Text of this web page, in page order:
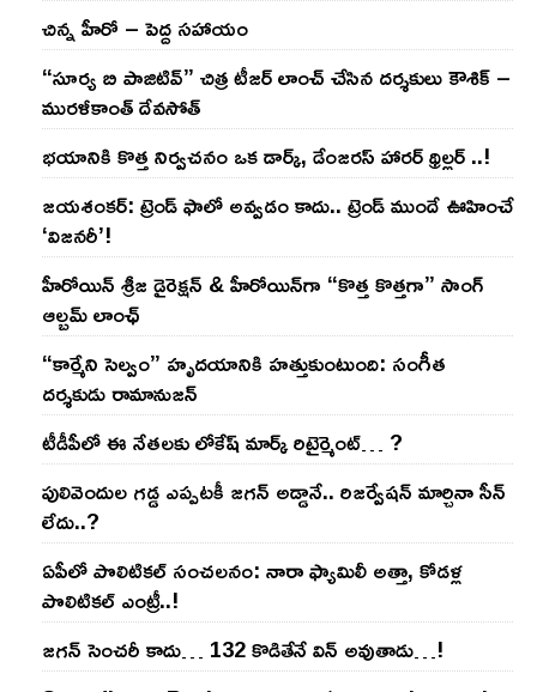
చిన్న హీరో – పెద్ద సహాయం
“సూర్య బి పాజిటివ్” చిత్ర టీజర్ లాంచ్ చేసిన‌ దర్శకులు కౌశిక్ –
మురళీకాంత్ దేవసోత్
భయానికి కొత్త నిర్వచనం ఒక డార్క్, డేంజరస్ హారర్ థ్రిల్లర్ ..!
జయశంకర్: ట్రెండ్‌ ఫాలో అవ్వడం కాదు.. ట్రెండ్‌ ముందే ఊహించే
‘విజనరీ’!
హీరోయిన్ శ్రీజ డైరెక్ష‌న్ & హీరోయిన్‌గా “కొత్త కొత్తగా” సాంగ్
ఆల్బమ్ లాంఛ్
“కార్మేని సెల్వం” హృదయానికి హత్తుకుంటుంది: సంగీత
దర్శకుడు రామానుజన్
టీడీపీలో ఈ నేత‌ల‌కు లోకేష్ మార్క్ రిటైర్మెంట్‌… ?
పులివెందుల గ‌డ్డ ఎప్ప‌ట‌కీ జ‌గ‌న్ అడ్డానే.. రిజ‌ర్వేష‌న్ మార్చినా సీన్
లేదు..?
ఏపీలో పొలిటిక‌ల్ సంచ‌ల‌నం: నారా ఫ్యామిలీ అత్తా, కోడ‌ళ్ల
పొలిటికల్ ఎంట్రీ..!
జ‌గ‌న్ సెంచ‌రీ కాదు… 132 కొడితేనే విన్ అవుతాడు…!